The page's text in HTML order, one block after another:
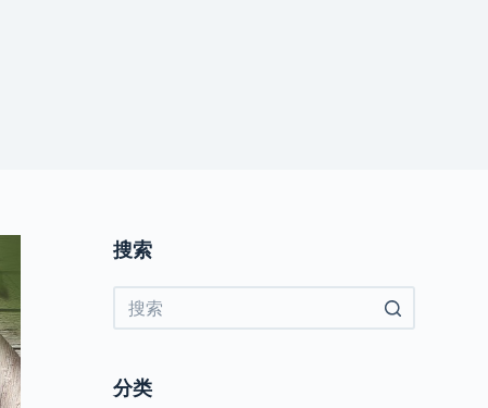
搜索
分类